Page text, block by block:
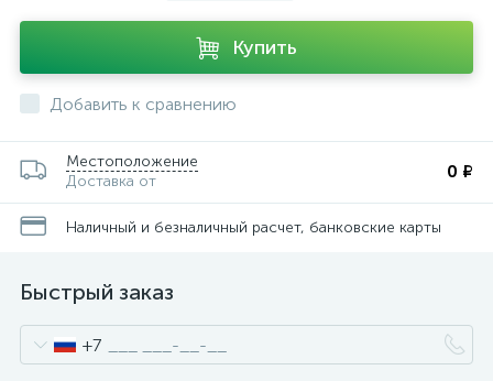
Купить
Добавить к сравнению
Местоположение
Доставка от
0 ₽
Наличный и безналичный расчет, банковские карты
Быстрый заказ
+7